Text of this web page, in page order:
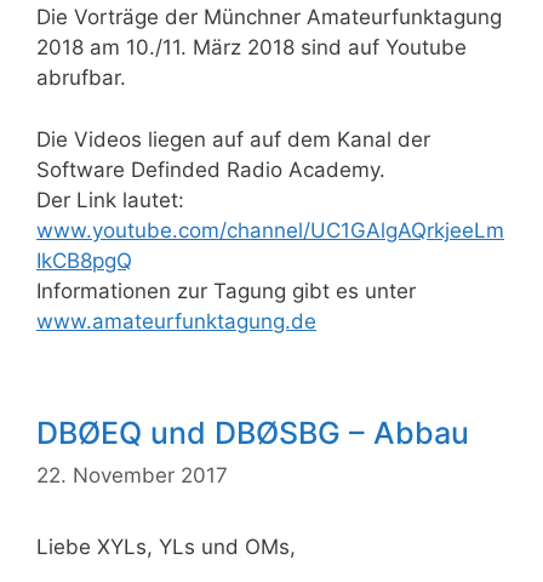
Die Vorträge der Münchner Amateurfunktagung
2018 am 10./11. März 2018 sind auf Youtube
abrufbar.
Die Videos liegen auf auf dem Kanal der
Software Definded Radio Academy.
Der Link lautet:
www.youtube.com/channel/UC1GAlgAQrkjeeLm
IkCB8pgQ
Informationen zur Tagung gibt es unter
www.amateurfunktagung.de
DBØEQ und DBØSBG – Abbau
22. November 2017
Liebe XYLs, YLs und OMs,